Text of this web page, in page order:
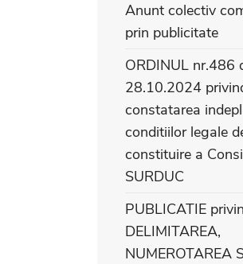
Anunt colectiv
prin publicitate
ORDINUL nr.486
28.10.2024
constatarea
conditiilor legale
constituire a
SURDUC
PUBLICATIE
DELIMITAREA,
NUMEROTAREA